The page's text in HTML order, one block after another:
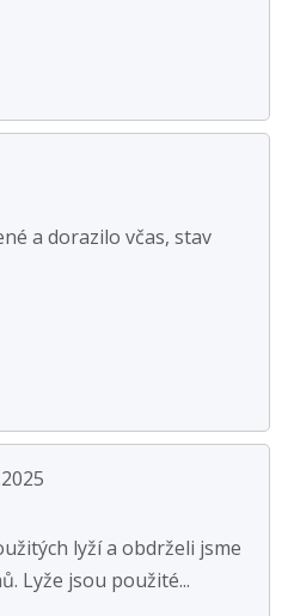
a dorazilo včas, stav
lyží a obdrželi jsme
Lyže jsou použité...